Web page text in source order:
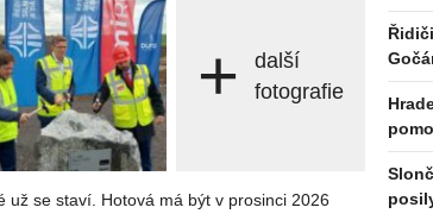
+
další
fotografie
už se staví. Hotová má být v prosinci 2026